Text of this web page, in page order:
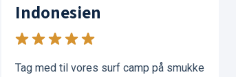
Indonesien
Tag med til vores surf camp på smukke